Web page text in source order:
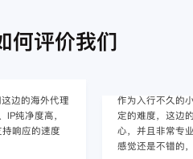
何评价我们
proxy会有一
人员非常有耐
使用体验整体
使用。
作为一家跨境电
上面经营着多个
着强烈的需求，
商，不是断网就